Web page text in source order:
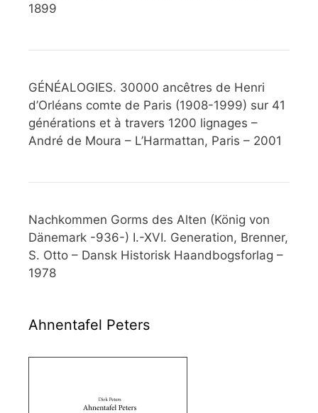
1899
GÉNÉALOGIES. 30000 ancêtres de Henri
d’Orléans comte de Paris (1908-1999) sur 41
générations et à travers 1200 lignages –
André de Moura – L’Harmattan, Paris – 2001
Nachkommen Gorms des Alten (König von
Dänemark -936-) I.-XVI. Generation, Brenner,
S. Otto – Dansk Historisk Haandbogsforlag –
1978
Ahnentafel Peters